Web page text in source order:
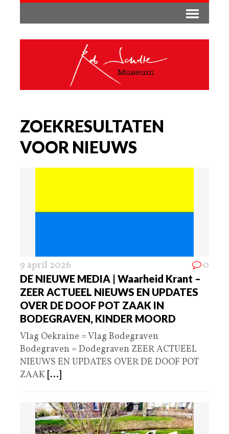
ZOEKRESULTATEN
VOOR NIEUWS
9 april 2026 0
DE NIEUWE MEDIA | Waarheid Krant –
ZEER ACTUEEL NIEUWS EN UPDATES
OVER DE DOOF POT ZAAK IN
BODEGRAVEN, KINDER MOORD
Vlag Oekraine = Vlag Bodegraven
Bodegraven = Dodegraven ZEER ACTUEEL
NIEUWS EN UPDATES OVER DE DOOF POT
ZAAK [...]